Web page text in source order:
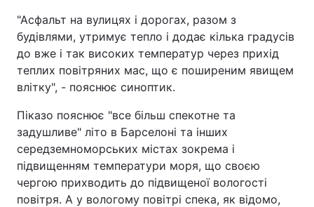
"Асфальт на вулицях і дорогах, разом з
будівлями, утримує тепло і додає кілька градусів
до вже і так високих температур через прихід
теплих повітряних мас, що є поширеним явищем
влітку", - пояснює синоптик.
Піказо пояснює "все більш спекотне та
задушливе" літо в Барселоні та інших
середземноморських містах зокрема і
підвищенням температури моря, що своєю
чергою прихводить до підвищеної вологості
повітря. А у вологому повітрі спека, як відомо,